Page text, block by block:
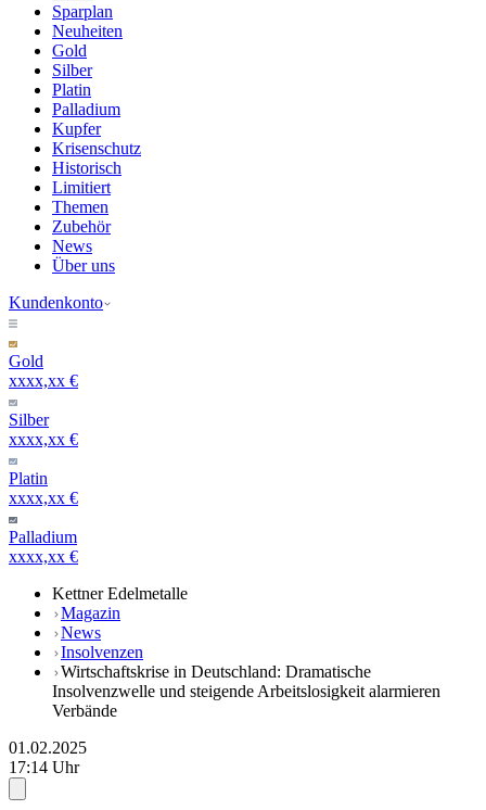
Sparplan
Neuheiten
Gold
Silber
Platin
Palladium
Kupfer
Krisenschutz
Historisch
Limitiert
Themen
Zubehör
News
Über uns
Kundenkonto
Gold
xxxx,xx €
Silber
xxxx,xx €
Platin
xxxx,xx €
Palladium
xxxx,xx €
Kettner Edelmetalle
Magazin
News
Insolvenzen
Wirtschaftskrise in Deutschland: Dramatische
Insolvenzwelle und steigende Arbeitslosigkeit alarmieren
Verbände
01.02.2025
17:14 Uhr